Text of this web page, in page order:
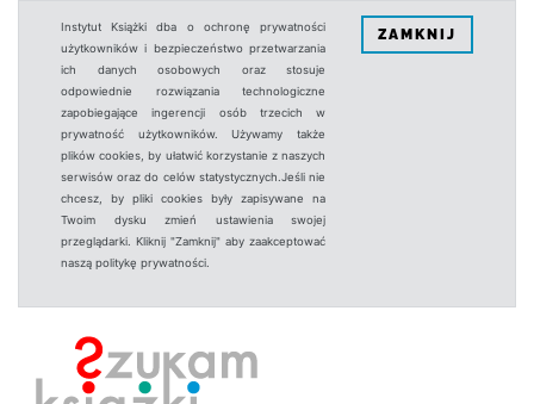
Instytut Książki dba o ochronę prywatności
użytkowników i bezpieczeństwo przetwarzania
ich danych osobowych oraz stosuje
odpowiednie rozwiązania technologiczne
zapobiegające ingerencji osób trzecich w
prywatność użytkowników. Używamy także
plików cookies, by ułatwić korzystanie z naszych
serwisów oraz do celów statystycznych.Jeśli nie
chcesz, by pliki cookies były zapisywane na
Twoim dysku zmień ustawienia swojej
przeglądarki. Kliknij "Zamknij" aby zaakceptować
naszą politykę prywatności.
ZAMKNIJ